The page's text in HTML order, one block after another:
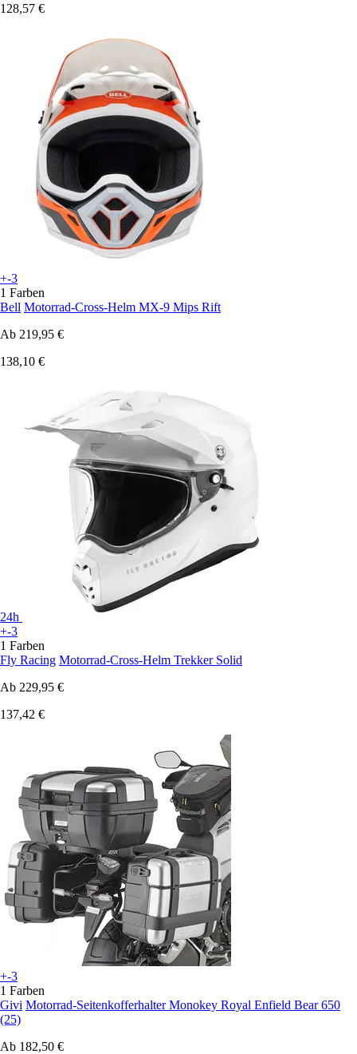
128,57 €
+-3
1 Farben
Bell Motorrad-Cross-Helm MX-9 Mips Rift
Ab 219,95 €
138,10 €
24h
+-3
1 Farben
Fly Racing Motorrad-Cross-Helm Trekker Solid
Ab 229,95 €
137,42 €
+-3
1 Farben
Givi Motorrad-Seitenkofferhalter Monokey Royal Enfield Bear 650
(25)
Ab 182,50 €